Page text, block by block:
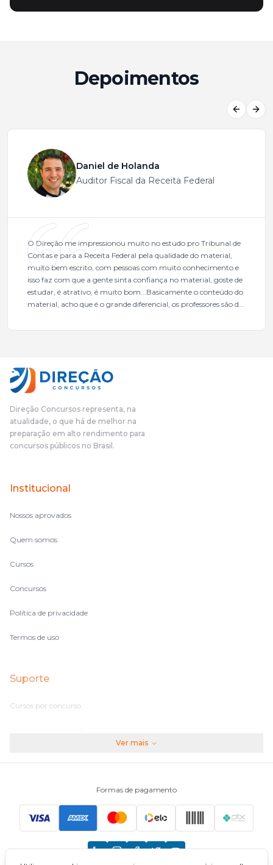
Depoimentos
Daniel de Holanda
Auditor Fiscal da Receita Federal
O Direção me impressionou muito no estudo pro Tribunal de
Contas e para a Receita Federal pela qualidade do material,
muito bem escrito, com pessoas com muito conhecimento e
isso faz com que a gente sinta confiança no material, goste de
estudar, é atrativo, é muito bom...Basicamente o conteúdo do
material, acho que é o grande diferencial, os professores são de
mais excelentes cargos da administração pública.Eu sempre
fundamental na minha derrota no ano passado para que eu
pudesse enxergar o que eu errei e corrigir minha rota.E além
das aulas vocês(Direção Concursos), que fizeram um
o aluno, além de ter que estudar, ele tem que perder tempo
fazendo um cronograma, num pós- edital é muito
complicado, é uma avalanche de informação, então vocês
terem feito isso é muito bacana, porque quando eu me sentia
no volume de matérias.
Direção Concursos representa, na
atualidade, o que há de melhor na
preparação em alto rendimento para
concursos públicos no Brasil.
Institucional
Nossos aprovados
Quem somos
Cursos
Concursos
Política de privacidade
Termos de uso
Suporte
Cursos por concurso
Principais Concursos
CNU
Ver mais
Formas de pagamento